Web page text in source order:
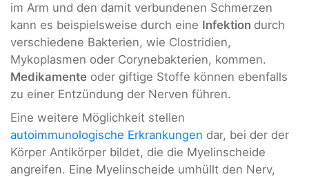
im Arm und den damit verbundenen Schmerzen
kann es beispielsweise durch eine Infektion durch
verschiedene Bakterien, wie Clostridien,
Mykoplasmen oder Corynebakterien, kommen.
Medikamente oder giftige Stoffe können ebenfalls
zu einer Entzündung der Nerven führen.
Eine weitere Möglichkeit stellen
autoimmunologische Erkrankungen dar, bei der der
Körper Antikörper bildet, die die Myelinscheide
angreifen. Eine Myelinscheide umhüllt den Nerv,